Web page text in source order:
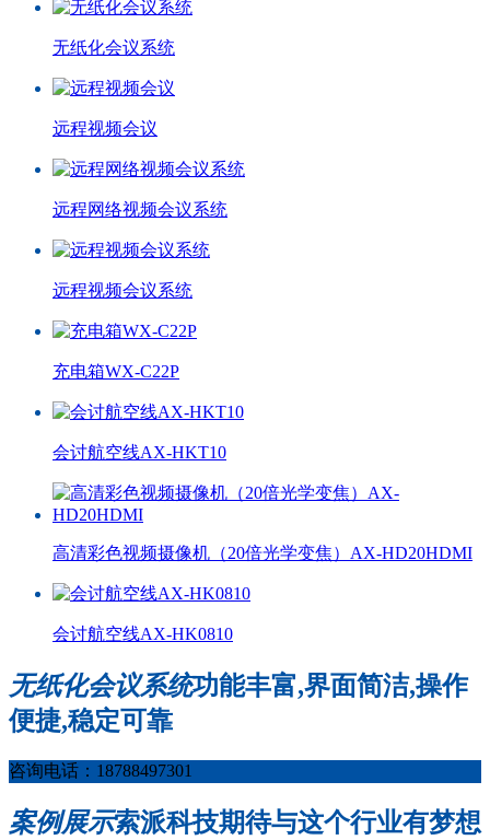
无纸化会议系统
远程视频会议
远程网络视频会议系统
远程视频会议系统
充电箱WX-C22P
会讨航空线AX-HKT10
高清彩色视频摄像机（20倍光学变焦）AX-HD20HDMI
会讨航空线AX-HK0810
无纸化会议系统功能丰富,界面简洁,操作
便捷,稳定可靠
咨询电话：18788497301
案例展示索派科技期待与这个行业有梦想